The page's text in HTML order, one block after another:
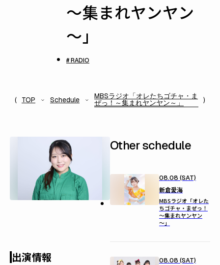
～集まれヤンヤン
～」
# RADIO
TOP Schedule MBSラジオ「オレたちゴチャ・ま
ぜっ！～集まれヤンヤン～」
出演情報
Other schedule
08.08 (SAT)
新倉愛海
MBSラジオ「オレた
ちゴチャ・まぜっ！
～集まれヤンヤン
～」
08.08 (SAT)